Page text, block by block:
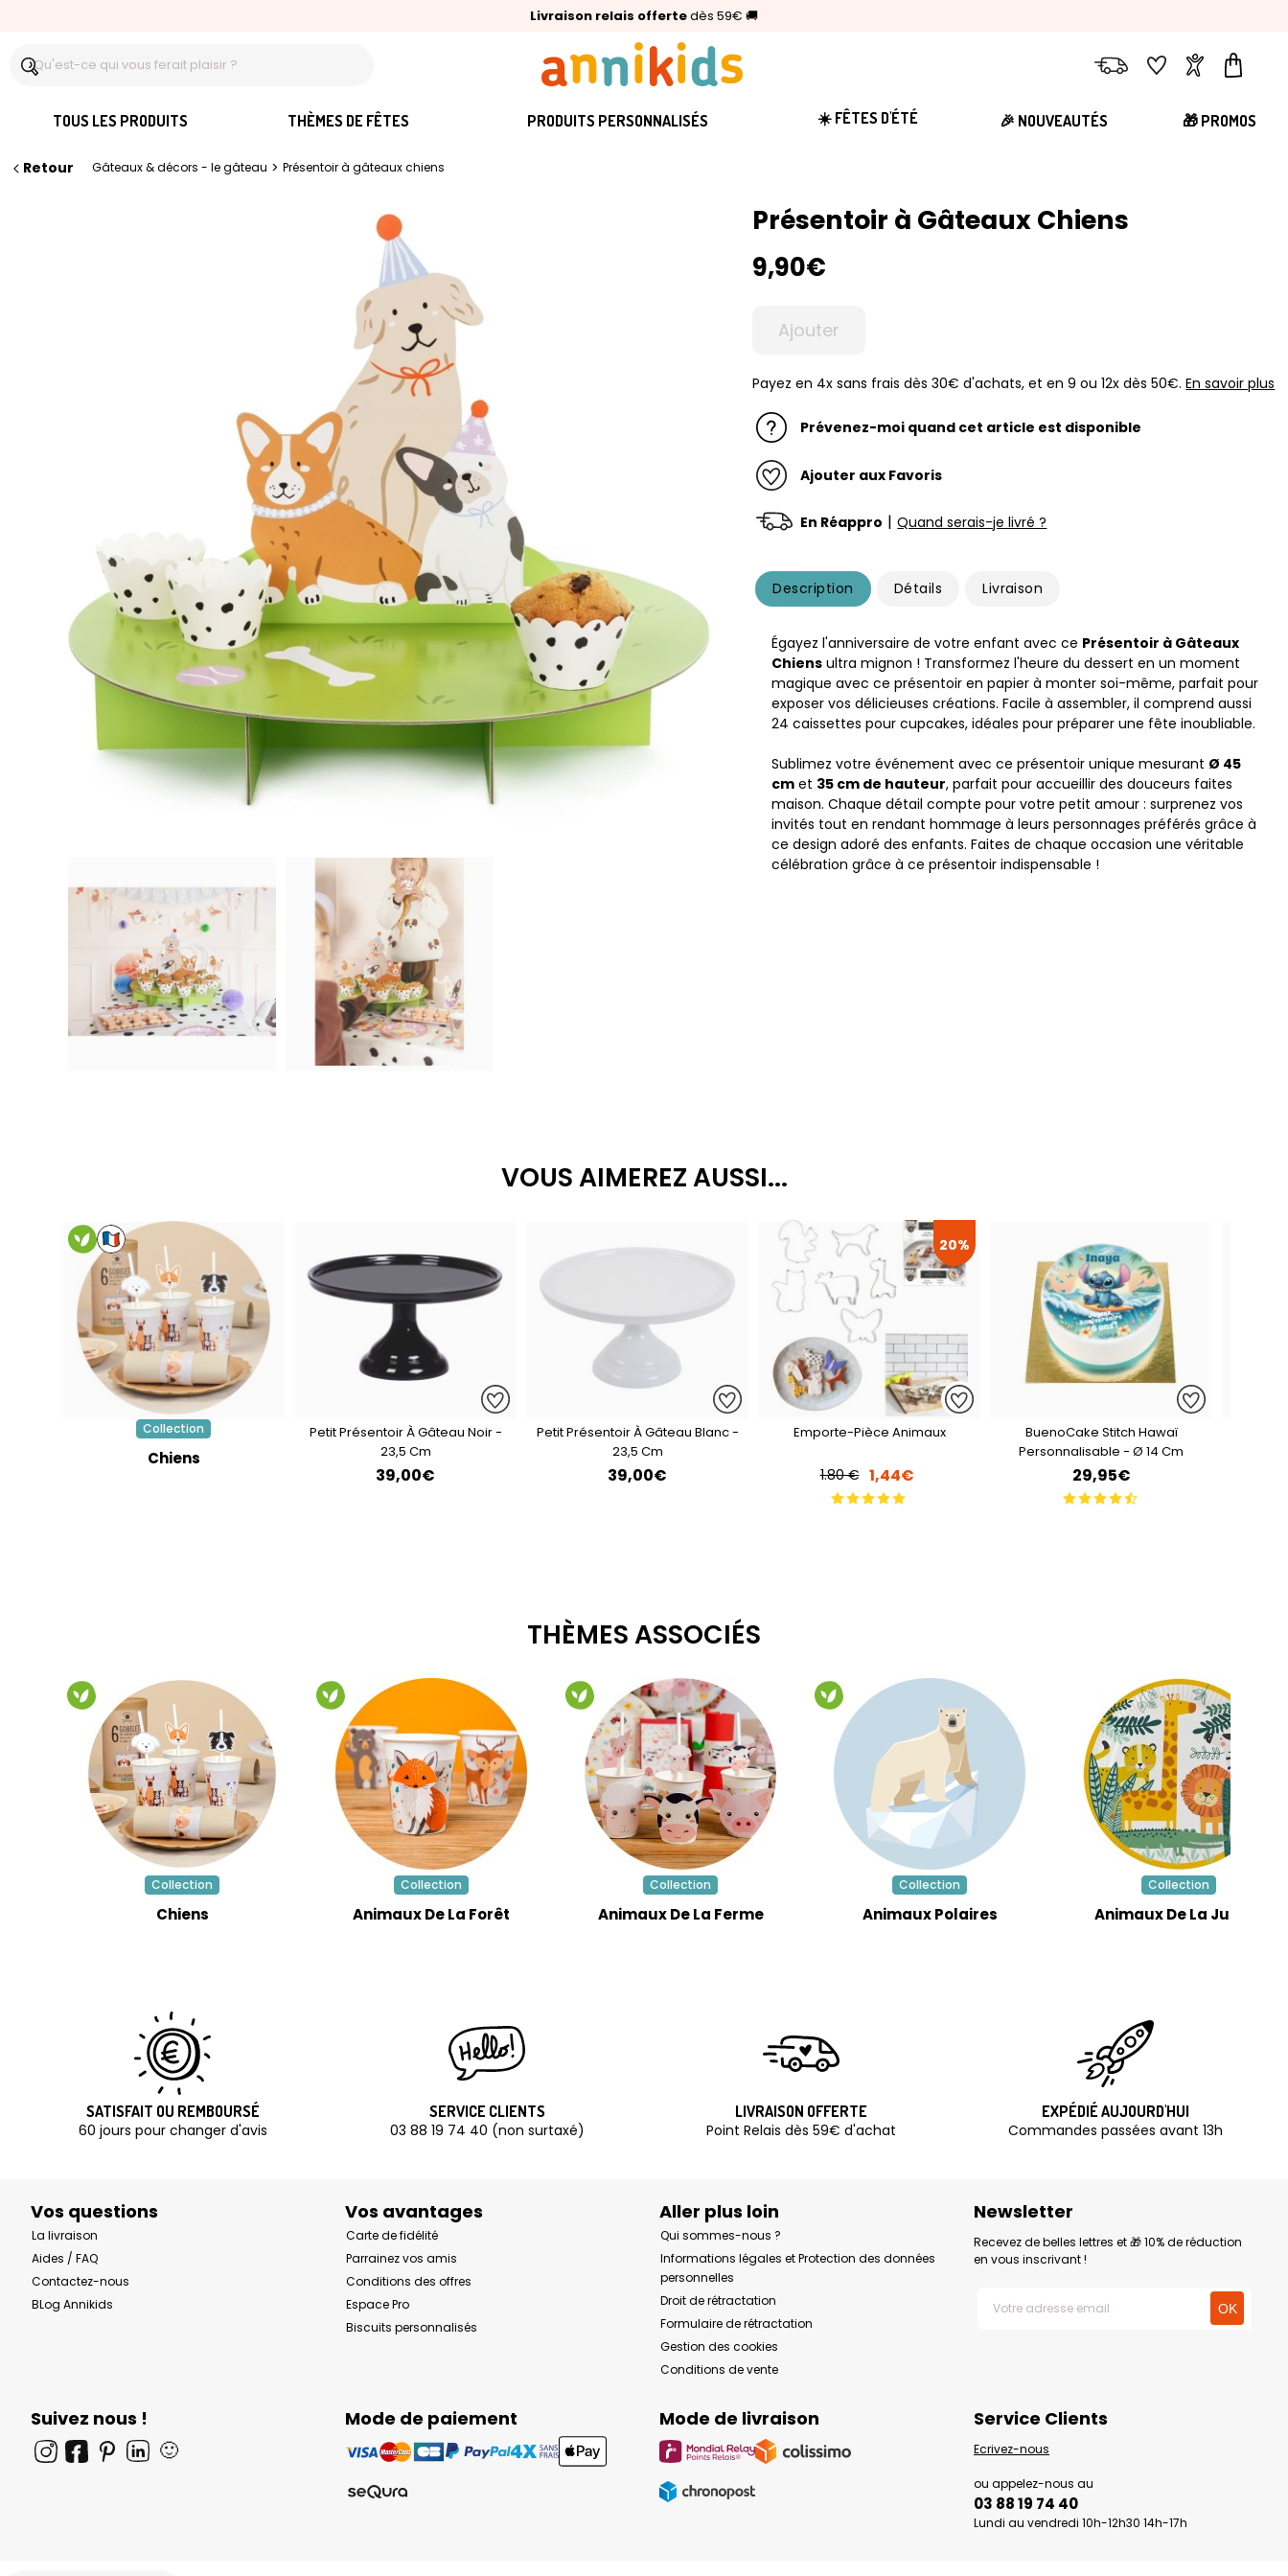
Livraison relais offertedès 59€ 🚚
🥇Palmarès Capital 2025 :Annikids N°1
⭐⭐⭐⭐⭐4,6/5(24 000 avis clients)
LivraisonFavorisComptePanier
TOUS LES PRODUITS THÈMES DE FÊTES PRODUITS PERSONNALISÉS ☀️ FÊTES D'ÉTÉ 🎉 NOUVEAUTÉS 🎁 PROMOS
Retour Gâteaux & décors - le gâteau > Présentoir à gâteaux chiens
Présentoir à Gâteaux Chiens
9,90€
Ajouter
Payez en 4x sans frais dès 30€ d'achats, et en 9 ou 12x dès 50€.En savoir plus
Prévenez-moi quand cet article est disponible
Ajouter aux Favoris
En Réappro | Quand serais-je livré ?
Description Détails Livraison
Égayez l'anniversaire de votre enfant avec ce Présentoir à Gâteaux
Chiens ultra mignon ! Transformez l'heure du dessert en un moment
magique avec ce présentoir en papier à monter soi-même, parfait pour
exposer vos délicieuses créations. Facile à assembler, il comprend aussi
24 caissettes pour cupcakes, idéales pour préparer une fête inoubliable.
Sublimez votre événement avec ce présentoir unique mesurant Ø 45
cm et 35 cm de hauteur, parfait pour accueillir des douceurs faites
maison. Chaque détail compte pour votre petit amour : surprenez vos
invités tout en rendant hommage à leurs personnages préférés grâce à
ce design adoré des enfants. Faites de chaque occasion une véritable
célébration grâce à ce présentoir indispensable !
VOUS AIMEREZ AUSSI...
Collection
Chiens
Petit Présentoir À Gâteau Noir -
23,5 Cm
39,00€
Petit Présentoir À Gâteau Blanc -
23,5 Cm
39,00€
20%
Emporte-Pièce Animaux
1.80 € 1,44€
BuenoCake Stitch Hawaï
Personnalisable - Ø 14 Cm
29,95€
THÈMES ASSOCIÉS
Collection
Chiens
Collection
Animaux De La Forêt
Collection
Animaux De La Ferme
Collection
Animaux Polaires
Collection
Animaux De La Jungle
SATISFAIT OU REMBOURSÉ
60 jours pour changer d'avis
SERVICE CLIENTS
03 88 19 74 40 (non surtaxé)
LIVRAISON OFFERTE
Point Relais dès 59€ d'achat
EXPÉDIÉ AUJOURD'HUI
Commandes passées avant 13h
Vos questions
La livraison
Aides / FAQ
Contactez-nous
BLog Annikids
Vos avantages
Carte de fidélité
Parrainez vos amis
Conditions des offres
Espace Pro
Biscuits personnalisés
Aller plus loin
Qui sommes-nous ?
Informations légales et Protection des données
personnelles
Droit de rétractation
Formulaire de rétractation
Gestion des cookies
Conditions de vente
Newsletter
Recevez de belles lettres et 🎁 10% de réduction
en vous inscrivant !
Suivez nous !
🙂
Mode de paiement Mode de livraison Service Clients
Ecrivez-nous
ou appelez-nous au
03 88 19 74 40
Lundi au vendredi 10h-12h30 14h-17h